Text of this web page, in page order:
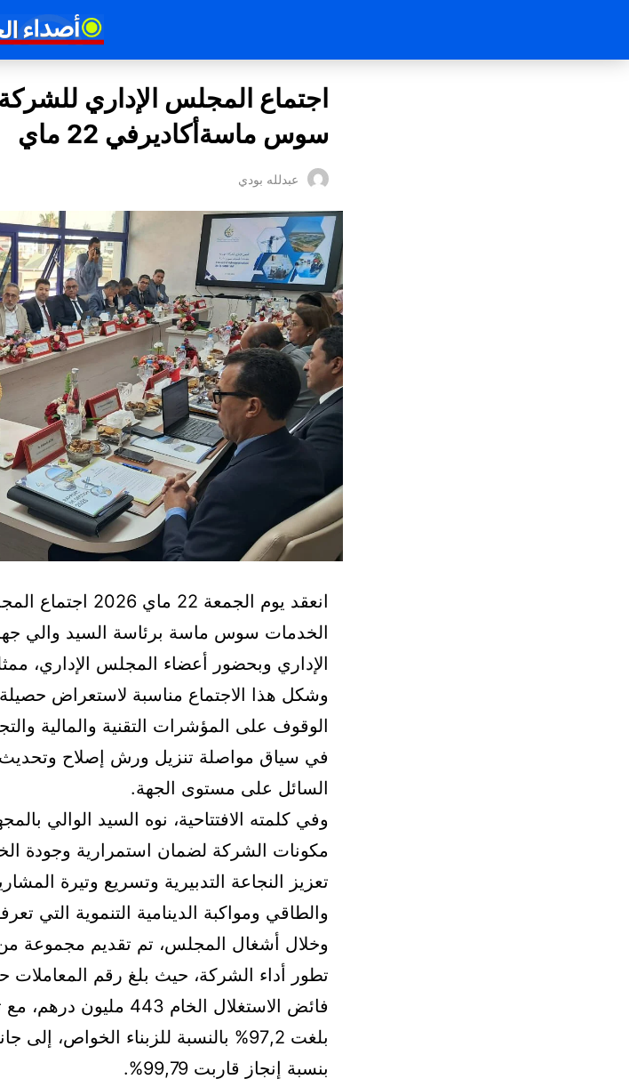
اجتماع المجلس الإداري
سوس ماسةأكاديرفي 22 ماي
عبدلله بودي
انعقد يوم الجمعة
الخدمات سوس ماسة برئاسة السيد
الإداري وبحضور أعضاء المجلس الإداري،
وشكل هذا الاجتماع مناسبة لاستعراض حصيلة
الوقوف على المؤشرات التقنية والمالية
في سياق مواصلة تنزيل ورش إصلاح وتحديث
السائل على مستوى الجهة.
وفي كلمته الافتتاحية، نوه السيد الوالي
مكونات الشركة لضمان استمرارية وجودة
تعزيز النجاعة التدبيرية وتسريع وتيرة
والطاقي ومواكبة الدينامية التنموية التي
وخلال أشغال المجلس، تم تقديم مجموعة من
فائض الاستغلال الخام
بنسبة إنجاز قاربت 99,79%.